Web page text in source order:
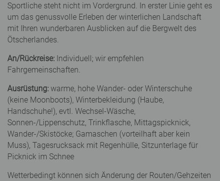
Sportliche steht nicht im Vordergrund. In erster Linie geht es
um das genussvolle Erleben der winterlichen Landschaft
mit Ihren wunderbaren Ausblicken auf die Bergwelt des
Ötscherlandes.
An/Rückreise: Individuell; wir empfehlen
Fahrgemeinschaften.
Ausrüstung: warme, hohe Wander- oder Winterschuhe
(keine Moonboots), Winterbekleidung (Haube,
Handschuhe!), evtl. Wechsel-Wäsche,
Sonnen-/Lippenschutz, Trinkflasche, Mittagspicknick,
Wander-/Skistöcke; Gamaschen (vorteilhaft aber kein
Muss), Tagesrucksack mit Regenhülle, Sitzunterlage für
Picknick im Schnee
Wetterbedingt können sich Änderung der Routen/Gehzeiten